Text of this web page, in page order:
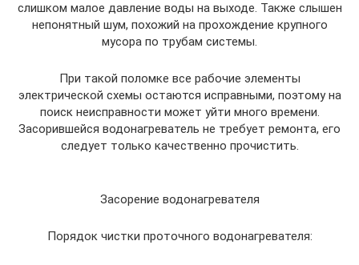
слишком малое давление воды на выходе. Также слышен
непонятный шум, похожий на прохождение крупного
мусора по трубам системы.
При такой поломке все рабочие элементы
электрической схемы остаются исправными, поэтому на
поиск неисправности может уйти много времени.
Засорившейся водонагреватель не требует ремонта, его
следует только качественно прочистить.
Засорение водонагревателя
Порядок чистки проточного водонагревателя: